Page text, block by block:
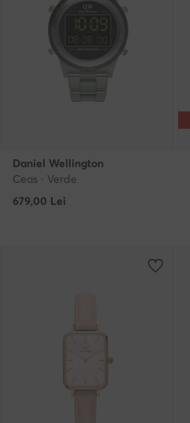
Daniel Wellington
Ceas · Verde
679,00 Lei